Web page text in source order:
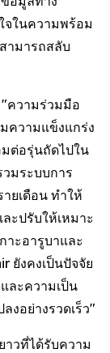
ในความพร้อม
ามารถสลับ
"ความร่วมมือ
ความแข็งแกร่ง
มต่อรุ่นถัดไปใน
มระบบการ
ยเดือน ทำให้
ะปรับให้เหมาะ
ะอารูบาและ
ยังคงเป็นปัจจัย
ละความเป็น
งอย่างรวดเร็ว"
าวที่ได้รับความ